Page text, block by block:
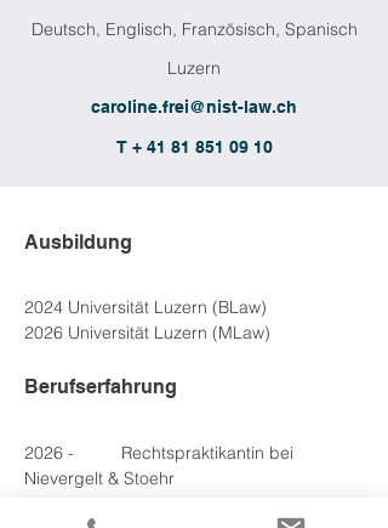
Deutsch, Englisch, Französisch, Spanisch
Luzern
caroline.frei@nist-law.ch
T + 41 81 851 09 10
Ausbildung
2024 Universität Luzern (BLaw)
2026 Universität Luzern (MLaw)
Berufserfahrung
2026 -
Nievergelt & Stoehr